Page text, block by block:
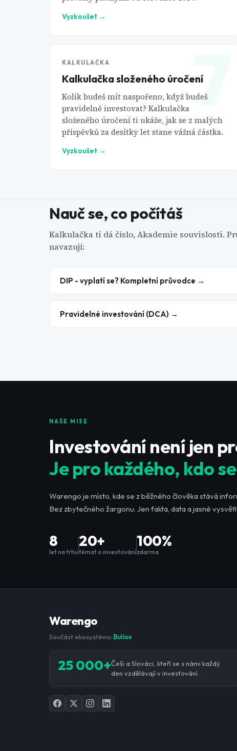
Vyzkoušet →
7
KALKULAČKA
Kalkulačka složeného úročení
Kolik budeš mít naspořeno, když budeš
pravidelně investovat? Kalkulačka
složeného úročení ti ukáže, jak se z malých
příspěvků za desítky let stane vážná částka.
Vyzkoušet →
Nauč se, co počítáš
Kalkulačka ti dá číslo, Akademie souvislosti.
navazují:
DIP - vyplatí se? Kompletní průvodce →
Pravidelné investování (DCA) →
NAŠE MISE
Investování není jen
Je pro každého, kdo
Warengo je místo, kde se z běžného člověka stává
Bez zbytečného žargonu. Jen fakta, data a jasné
8
let na trhu
20+
témat o investování
100%
zdarma
Warengo
Součást ekosystému Bulios
25 000+Češi a Slováci, kteří se s námi každý
den vzdělávají v investování.